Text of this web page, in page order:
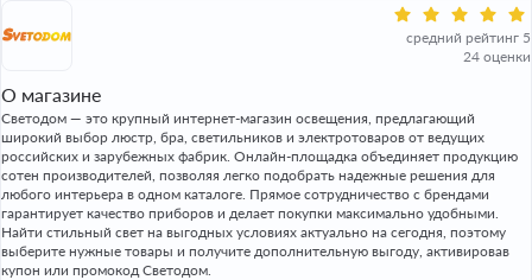
средний рейтинг 5
24 оценки
О магазине
Светодом — это крупный интернет-магазин освещения, предлагающий
широкий выбор люстр, бра, светильников и электротоваров от ведущих
российских и зарубежных фабрик. Онлайн-площадка объединяет продукцию
сотен производителей, позволяя легко подобрать надежные решения для
любого интерьера в одном каталоге. Прямое сотрудничество с брендами
гарантирует качество приборов и делает покупки максимально удобными.
Найти стильный свет на выгодных условиях актуально на сегодня, поэтому
выберите нужные товары и получите дополнительную выгоду, активировав
купон или промокод Светодом.